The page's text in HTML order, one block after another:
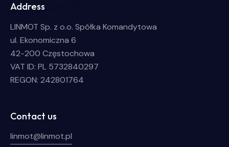
Address
LINMOT Sp. z o.o. Spółka Komandytowa
ul. Ekonomiczna 6
42-200 Częstochowa
VAT ID: PL 5732840297
REGON: 242801764
Contact us
linmot@linmot.pl